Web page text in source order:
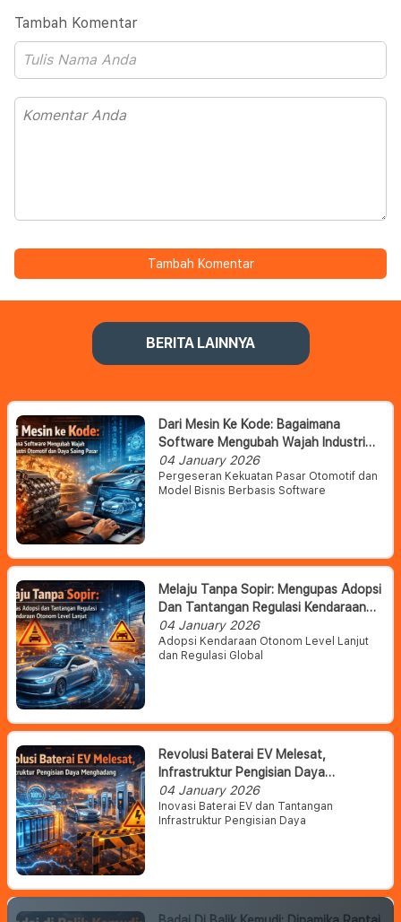
Tambah Komentar
Tambah Komentar
BERITA LAINNYA
Dari Mesin Ke Kode: Bagaimana
Software Mengubah Wajah Industri
Otomotif Dan Daya Saing Pasar
04 January 2026
Pergeseran Kekuatan Pasar Otomotif dan
Model Bisnis Berbasis Software
Melaju Tanpa Sopir: Mengupas Adopsi
Dan Tantangan Regulasi Kendaraan
Otonom Level Lanjut
04 January 2026
Adopsi Kendaraan Otonom Level Lanjut
dan Regulasi Global
Revolusi Baterai EV Melesat,
Infrastruktur Pengisian Daya
Menghadang
04 January 2026
Inovasi Baterai EV dan Tantangan
Infrastruktur Pengisian Daya